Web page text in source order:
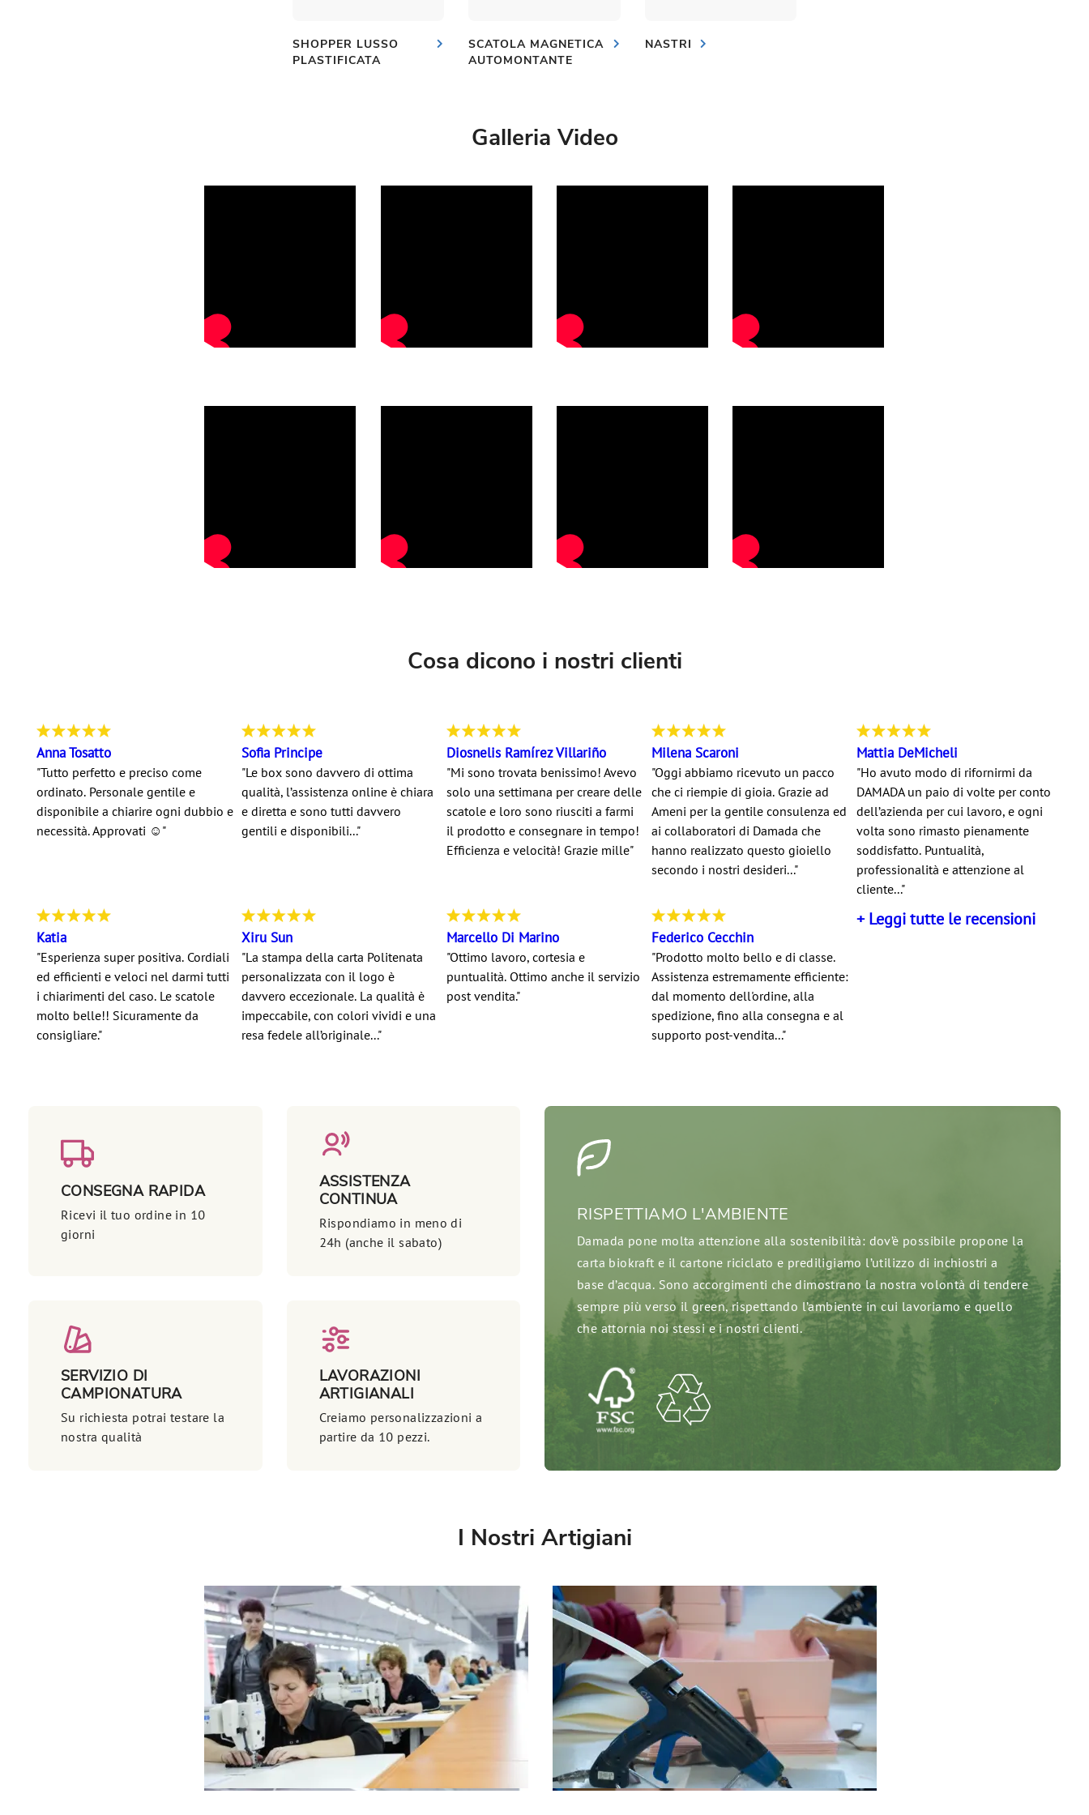
SHOPPER LUSSO
PLASTIFICATA
SCATOLA MAGNETICA
AUTOMONTANTE
NASTRI
Galleria Video
Cosa dicono i nostri clienti
Anna Tosatto
"Tutto perfetto e preciso come
ordinato. Personale gentile e
disponibile a chiarire ogni dubbio e
necessità. Approvati ☺️"
Sofia Principe
"Le box sono davvero di ottima
qualità, l’assistenza online è chiara
e diretta e sono tutti davvero
gentili e disponibili..."
Diosnelis Ramírez Villariño
"Mi sono trovata benissimo! Avevo
solo una settimana per creare delle
scatole e loro sono riusciti a farmi
il prodotto e consegnare in tempo!
Efficienza e velocità! Grazie mille"
Milena Scaroni
"Oggi abbiamo ricevuto un pacco
che ci riempie di gioia. Grazie ad
Ameni per la gentile consulenza ed
ai collaboratori di Damada che
hanno realizzato questo gioiello
secondo i nostri desideri..."
Mattia DeMicheli
"Ho avuto modo di rifornirmi da
DAMADA un paio di volte per conto
dell’azienda per cui lavoro, e ogni
volta sono rimasto pienamente
soddisfatto. Puntualità,
professionalità e attenzione al
cliente..."
Katia
"Esperienza super positiva. Cordiali
ed efficienti e veloci nel darmi tutti
i chiarimenti del caso. Le scatole
molto belle!! Sicuramente da
consigliare."
Xiru Sun
"La stampa della carta Politenata
personalizzata con il logo è
davvero eccezionale. La qualità è
impeccabile, con colori vividi e una
resa fedele all’originale..."
Marcello Di Marino
"Ottimo lavoro, cortesia e
puntualità. Ottimo anche il servizio
post vendita."
Federico Cecchin
"Prodotto molto bello e di classe.
Assistenza estremamente efficiente:
dal momento dell'ordine, alla
spedizione, fino alla consegna e al
supporto post-vendita..."
+ Leggi tutte le recensioni
CONSEGNA RAPIDA
Ricevi il tuo ordine in 10
giorni
ASSISTENZA
CONTINUA
Rispondiamo in meno di
24h (anche il sabato)
SERVIZIO DI
CAMPIONATURA
Su richiesta potrai testare la
nostra qualità
LAVORAZIONI
ARTIGIANALI
Creiamo personalizzazioni a
partire da 10 pezzi.
RISPETTIAMO L'AMBIENTE
Damada pone molta attenzione alla sostenibilità: dov’è possibile propone la
carta biokraft e il cartone riciclato e prediligiamo l’utilizzo di inchiostri a
base d’acqua. Sono accorgimenti che dimostrano la nostra volontà di tendere
sempre più verso il green, rispettando l’ambiente in cui lavoriamo e quello
che attornia noi stessi e i nostri clienti.
I Nostri Artigiani